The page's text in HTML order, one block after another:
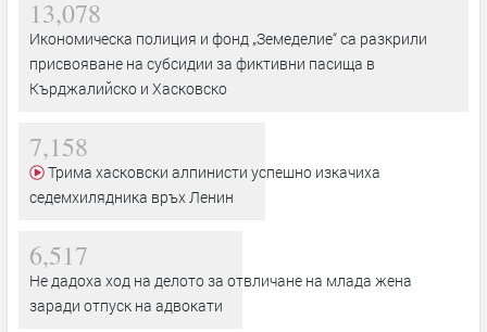
13,078
Икономическа полиция и фонд „Земеделие“ са разкрили
присвояване на субсидии за фиктивни пасища в
Кърджалийско и Хасковско
7,158
седемхилядника връх Ленин
6,517
Не дадоха ход на делото за отвличане на млада жена
заради отпуск на адвокати